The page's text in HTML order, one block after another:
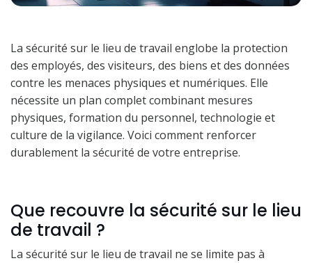
La sécurité sur le lieu de travail englobe la protection
des employés, des visiteurs, des biens et des données
contre les menaces physiques et numériques. Elle
nécessite un plan complet combinant mesures
physiques, formation du personnel, technologie et
culture de la vigilance. Voici comment renforcer
durablement la sécurité de votre entreprise.
Que recouvre la sécurité sur le lieu
de travail ?
La sécurité sur le lieu de travail ne se limite pas à